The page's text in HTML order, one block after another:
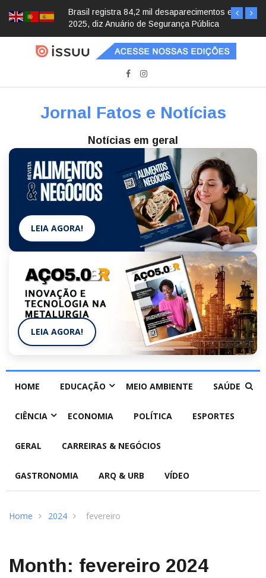
Brasil registra 84,2 mil desaparecimentos em
2025, diz Anuário de Segurança Pública
Jornal Fatos e Notícias
Notícias em geral
LEIA AGORA!
LEIA AGORA!
HOME EDUCAÇÃO MEIO AMBIENTE SAÚDE
CIÊNCIA ECONOMIA POLÍTICA ESPORTES
GERAL CARREIRAS & NEGÓCIOS
GASTRONOMIA ARQ & URB VÍDEO
Home 2024 fevereiro
Month: fevereiro 2024